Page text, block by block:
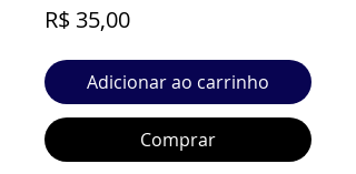
R$ 35,00Preço
Adicionar ao carrinho
Comprar